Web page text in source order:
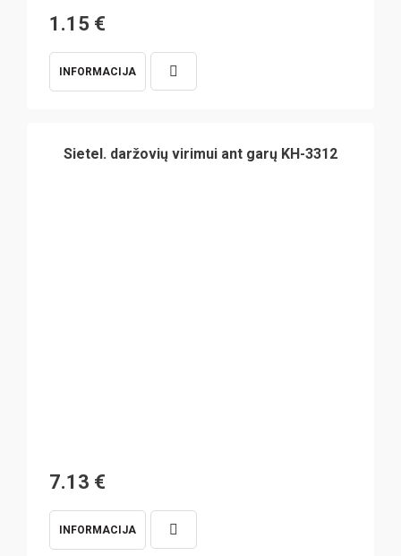
1.15 €
INFORMACIJA
Sietel. daržovių virimui ant garų KH-3312
7.13 €
INFORMACIJA